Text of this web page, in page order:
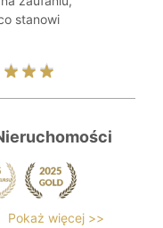
stanowi
Pokaż więcej >>